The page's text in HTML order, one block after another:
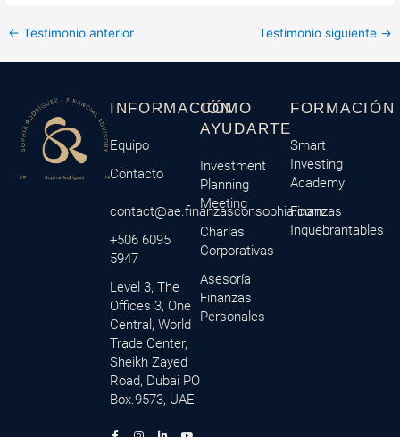
← Testimonio anterior Testimonio siguiente →
INFORMACIÓN
Equipo
Contacto
contact@ae.finanzasconsophia.com
+506 6095
5947
Level 3, The
Offices 3, One
Central, World
Trade Center,
Sheikh Zayed
Road, Dubai PO
Box.9573, UAE
F
I
L
Y
M
CÓMO
AYUDARTE
Investment
Planning
Meeting
Charlas
Corporativas
Asesoría
Finanzas
Personales
FORMACIÓN
Smart
Investing
Academy
Finanzas
Inquebrantables